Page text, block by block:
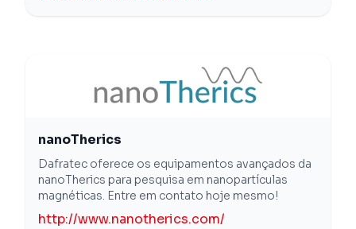
nanoTherics
Dafratec oferece os equipamentos avançados da
nanoTherics para pesquisa em nanopartículas
magnéticas. Entre em contato hoje mesmo!
http://www.nanotherics.com/